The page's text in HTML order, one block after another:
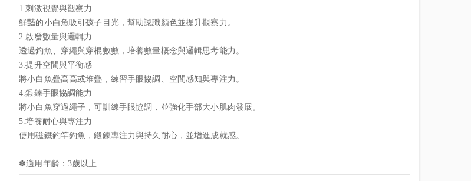
1.刺激視覺與觀察力
鮮豔的小白魚吸引孩子目光，幫助認識顏色並提升觀察力。
2.啟發數量與邏輯力
透過釣魚、穿繩與穿棍數數，培養數量概念與邏輯思考能力。
3.提升空間與平衡感
將小白魚疊高高或堆疊，練習手眼協調、空間感知與專注力。
4.鍛鍊手眼協調能力
將小白魚穿過繩子，可訓練手眼協調，並強化手部大小肌肉發展。
5.培養耐心與專注力
使用磁鐵釣竿釣魚，鍛鍊專注力與持久耐心，並增進成就感。
✽適用年齡：3歲以上